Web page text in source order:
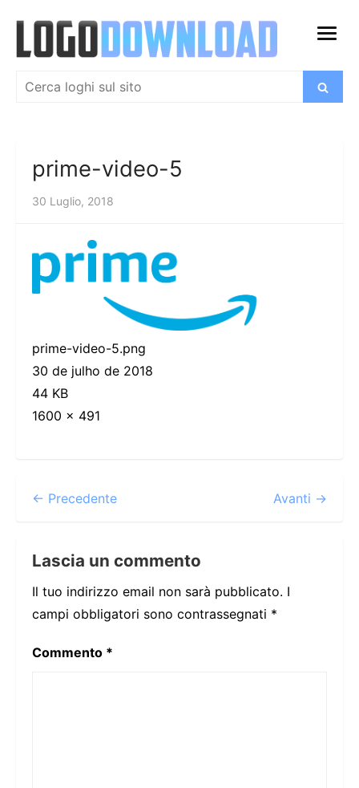
contenuto
apri
Cerca:
Cerca
prime-video-5
30 Luglio, 2018
prime-video-5.png
30 de julho de 2018
44 KB
1600 × 491
← Precedente Avanti →
Lascia un commento
Il tuo indirizzo email non sarà pubblicato. I
campi obbligatori sono contrassegnati *
Commento *